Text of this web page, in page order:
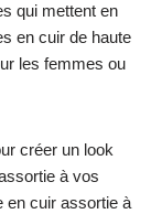
qui mettent en
en cuir de haute
les femmes ou
créer un look
à vos
en cuir assortie à